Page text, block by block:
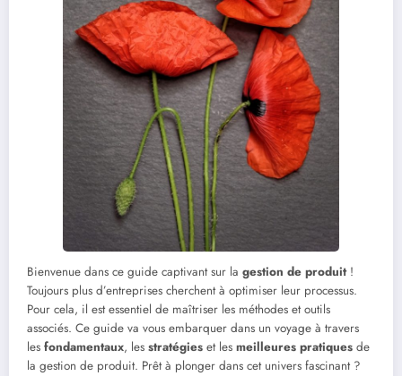
Bienvenue dans ce guide captivant sur la gestion de produit!
Toujours plus d’entreprises cherchent à optimiser leur processus.
Pour cela, il est essentiel de maîtriser les méthodes et outils
associés. Ce guide va vous embarquer dans un voyage à travers
les fondamentaux, les stratégies et les meilleures pratiques de
la gestion de produit. Prêt à plonger dans cet univers fascinant ?